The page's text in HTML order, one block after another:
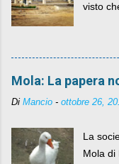
visto
sua
Mola: La papera
Di Mancio - ottobre 26,
La
Mola di